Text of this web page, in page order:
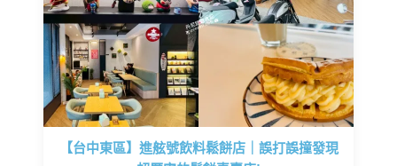
【台中東區】進舷號飲料鬆餅店｜誤打誤撞發現